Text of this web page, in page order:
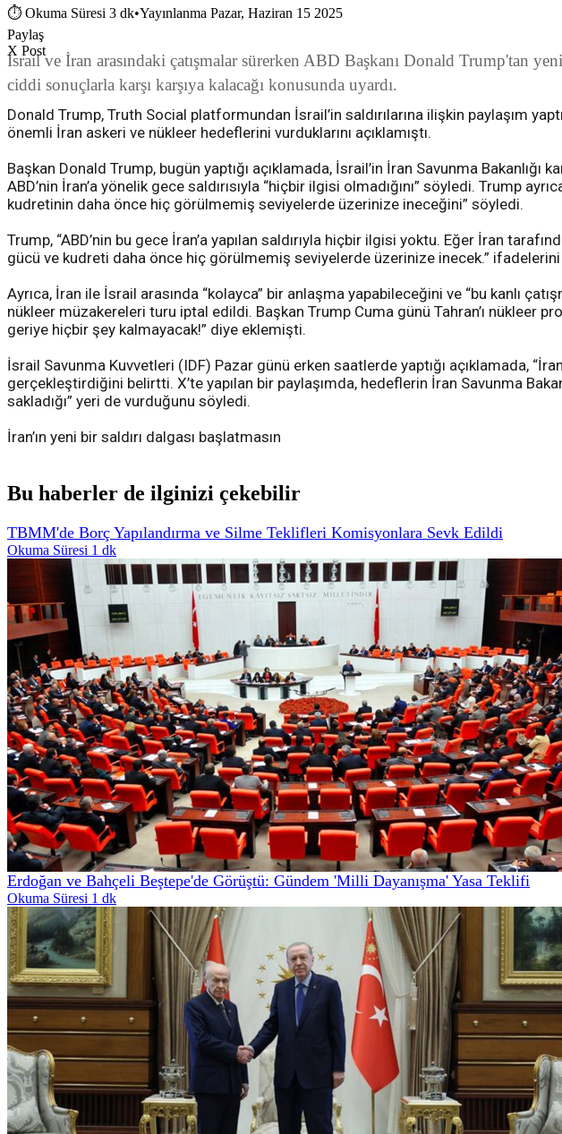
⏱ Okuma Süresi 3 dk•Yayınlanma Pazar, Haziran 15 2025
Paylaş
X Post
İsrail ve İran arasındaki çatışmalar sürerken ABD Başkanı Donald Trump'tan
ciddi sonuçlarla karşı karşıya kalacağı konusunda uyardı.
Donald Trump, Truth Social platformundan İsrail’in saldırılarına ilişkin paylaşım
önemli İran askeri ve nükleer hedeflerini vurduklarını açıklamıştı.
Başkan Donald Trump, bugün yaptığı açıklamada, İsrail’in İran Savunma
ABD’nin İran’a yönelik gece saldırısıyla “hiçbir ilgisi olmadığını” söyledi. Trump
kudretinin daha önce hiç görülmemiş seviyelerde üzerinize ineceğini” söyledi.
Trump, “ABD’nin bu gece İran’a yapılan saldırıyla hiçbir ilgisi yoktu. Eğer İran
gücü ve kudreti daha önce hiç görülmemiş seviyelerde üzerinize inecek.” ifadelerini
Ayrıca, İran ile İsrail arasında “kolayca” bir anlaşma yapabileceğini ve “bu kanlı
nükleer müzakereleri turu iptal edildi. Başkan Trump Cuma günü Tahran’ı nükleer
geriye hiçbir şey kalmayacak!” diye eklemişti.
İsrail Savunma Kuvvetleri (IDF) Pazar günü erken saatlerde yaptığı açıklamada,
gerçekleştirdiğini belirtti. X’te yapılan bir paylaşımda, hedeflerin İran Savunma
sakladığı” yeri de vurduğunu söyledi.
İran’ın yeni bir saldırı dalgası başlatmasın
Bu haberler de ilginizi çekebilir
TBMM'de Borç Yapılandırma ve Silme Teklifleri Komisyonlara Sevk Edildi
Okuma Süresi 1 dk
Erdoğan ve Bahçeli Beştepe'de Görüştü: Gündem 'Milli Dayanışma' Yasa Teklifi
Okuma Süresi 1 dk